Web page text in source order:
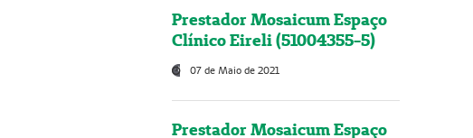
Prestador Mosaicum Espaço
Clínico Eireli (51004355-5)
07 de Maio de 2021
Prestador Mosaicum Espaço